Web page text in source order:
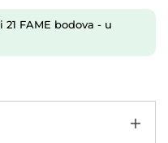
21 FAME bodova - u